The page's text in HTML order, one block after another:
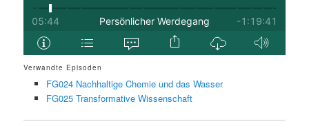
Verwandte Episoden
FG024 Nachhaltige Chemie und das Wasser
FG025 Transformative Wissenschaft